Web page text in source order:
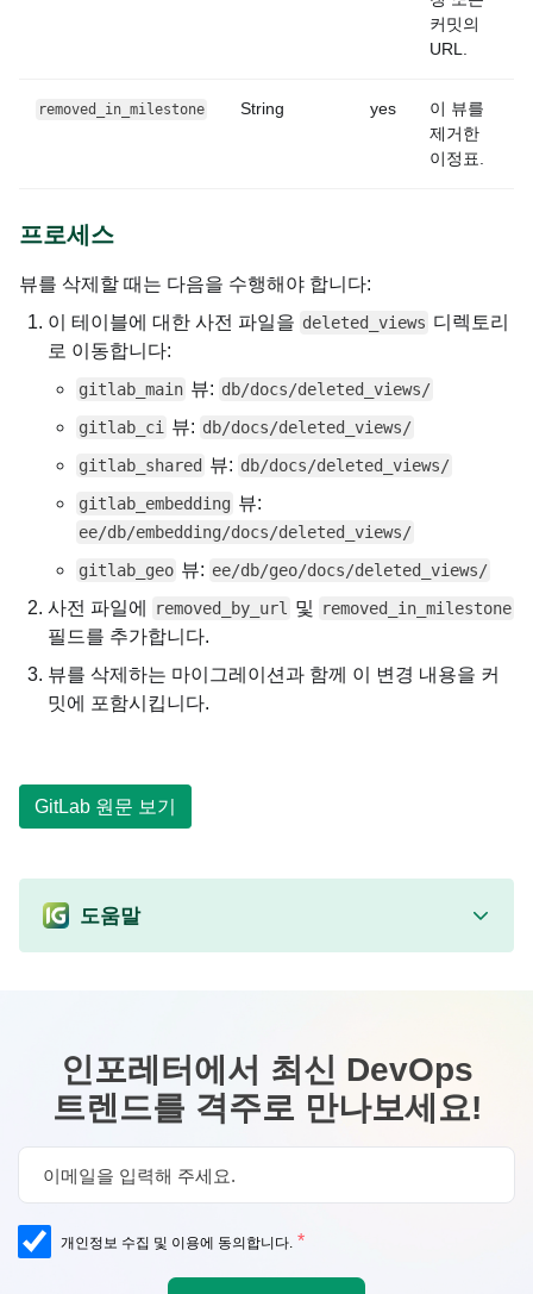
커밋의
URL.
removed_in_milestone String yes
이 뷰를
제거한
이정표.
프로세스
뷰를 삭제할 때는 다음을 수행해야 합니다:
이 테이블에 대한 사전 파일을 deleted_views 디렉토리
로 이동합니다:
gitlab_main 뷰: db/docs/deleted_views/
gitlab_ci
뷰: db/docs/deleted_views/
gitlab_shared 뷰: db/docs/deleted_views/
gitlab_embedding 뷰:
ee/db/embedding/docs/deleted_views/
gitlab_geo 뷰: ee/db/geo/docs/deleted_views/
사전 파일에 removed_by_url 및 removed_in_milestone
필드를 추가합니다.
뷰를 삭제하는 마이그레이션과 함께 이 변경 내용을 커
밋에 포함시킵니다.
GitLab 원문 보기
도움말
인포레터에서 최신 DevOps
트렌드를 격주로 만나보세요!
개인정보 수집 및 이용에 동의합니다. *